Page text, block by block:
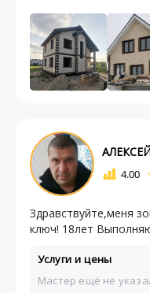
4.00
Здравствуйте,меня
ключ! 18лет
Услуги и цены
Мастер ещё не